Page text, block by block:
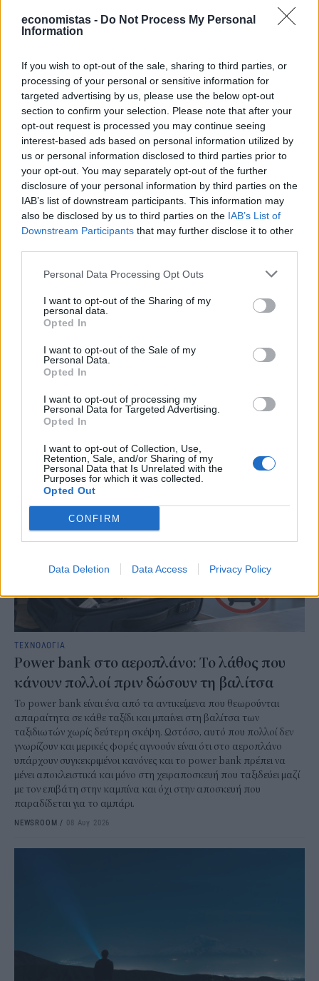
economistas - Do Not Process My Personal
Information
If you wish to opt-out of the sale, sharing to third parties, or
processing of your personal or sensitive information for
targeted advertising by us, please use the below opt-out
section to confirm your selection. Please note that after your
opt-out request is processed you may continue seeing
interest-based ads based on personal information utilized by
us or personal information disclosed to third parties prior to
your opt-out. You may separately opt-out of the further
disclosure of your personal information by third parties on the
IAB’s list of downstream participants. This information may
also be disclosed by us to third parties on the IAB’s List of
Downstream Participants that may further disclose it to other
Personal Data Processing Opt Outs
I want to opt-out of the Sharing of my
personal data.
Opted In
I want to opt-out of the Sale of my
Personal Data.
Opted In
I want to opt-out of processing my
Personal Data for Targeted Advertising.
Opted In
I want to opt-out of Collection, Use,
Retention, Sale, and/or Sharing of my
Personal Data that Is Unrelated with the
Purposes for which it was collected.
Opted Out
CONFIRM
Data Deletion Data Access Privacy Policy
Deutsche Telekom
Κωνσταντινος
Νοημοσύνη
ΣΧΕΤΙΚΑ
Screen time στα παιδιά: Μήπως μετράμε
λάθος τις ώρες μπροστά στην οθόνη;
Στις μέρες μας, ο χρόνος που περνούν τα παιδιά μπροστά σε μια
οθόνη αντιμετωπίζεται σχεδόν αυτομάτως ως κάτι αρνητικό που
πρέπει να περιοριστεί, ιδίως στις πιο μικρές ηλικίες.
ΤΕΧΝΟΛΟΓΙΑ
Power bank στο αεροπλάνο: Το λάθος που
κάνουν πολλοί πριν δώσουν τη βαλίτσα
To power bank είναι ένα από τα αντικείμενα που θεωρούνται
απαραίτητα σε κάθε ταξίδι και μπαίνει στη βαλίτσα των
ταξιδιωτών χωρίς δεύτερη σκέψη. Ωστόσο, αυτό που πολλοί δεν
γνωρίζουν και μερικές φορές αγνοούν είναι ότι στο αεροπλάνο
υπάρχουν συγκεκριμένοι κανόνες και το power bank πρέπει να
μένει αποκλειστικά και μόνο στη χειραποσκευή που ταξιδεύει μαζί
με τον επιβάτη στην καμπίνα και όχι στην αποσκευή που
παραδίδεται για το αμπάρι.
NEWSROOM / 08 Αυγ 2026